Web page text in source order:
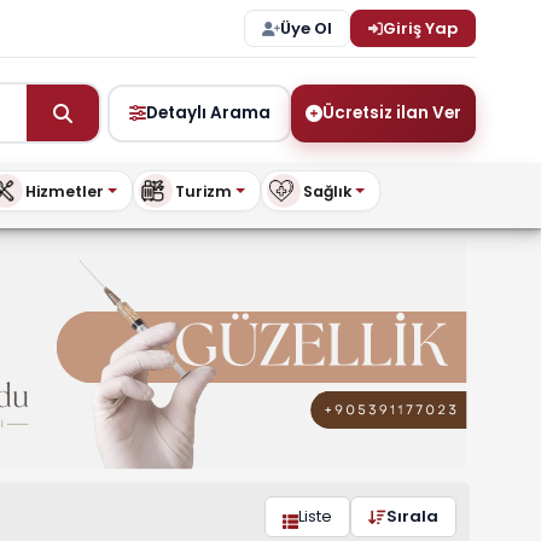
Üye Ol Giriş Yap
Detaylı Arama Ücretsiz ilan Ver
Hizmetler Turizm Sağlık
Liste Sırala